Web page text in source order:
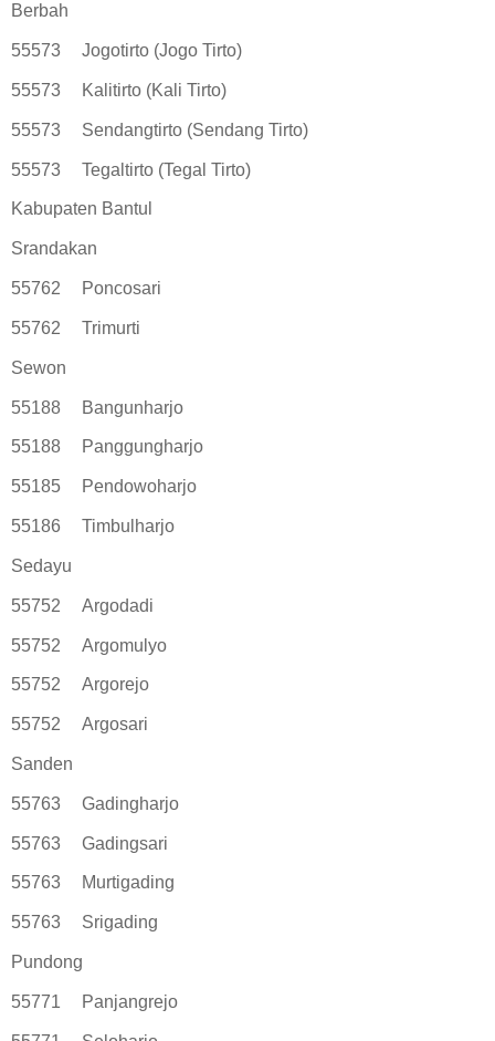
Berbah
55573 Jogotirto (Jogo Tirto)
55573 Kalitirto (Kali Tirto)
55573 Sendangtirto (Sendang Tirto)
55573 Tegaltirto (Tegal Tirto)
Kabupaten Bantul
Srandakan
55762 Poncosari
55762 Trimurti
Sewon
55188 Bangunharjo
55188 Panggungharjo
55185 Pendowoharjo
55186 Timbulharjo
Sedayu
55752 Argodadi
55752 Argomulyo
55752 Argorejo
55752 Argosari
Sanden
55763 Gadingharjo
55763 Gadingsari
55763 Murtigading
55763 Srigading
Pundong
55771 Panjangrejo